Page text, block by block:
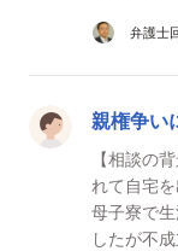
れると予...
弁護士
親権争い
【相談の
れて自宅
母子寮で生活していま
したが不